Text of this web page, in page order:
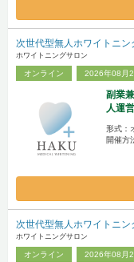
次世代型無人ホワイトニン
ホワイトニングサロン
オンライン 2026年08月
副業
人運
形式：
開催方
次世代型無人ホワイトニン
ホワイトニングサロン
オンライン 2026年08月